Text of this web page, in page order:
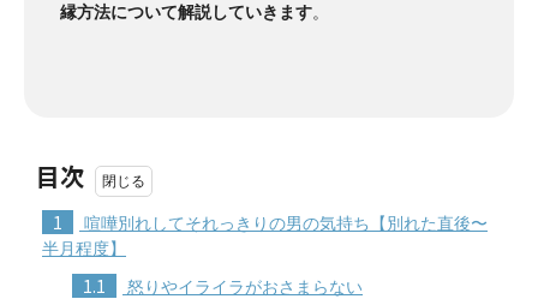
縁方法について解説していきます。
目次
1
喧嘩別れしてそれっきりの男の気持ち【別れた直後〜
半月程度】
1.1 怒りやイライラがおさまらない